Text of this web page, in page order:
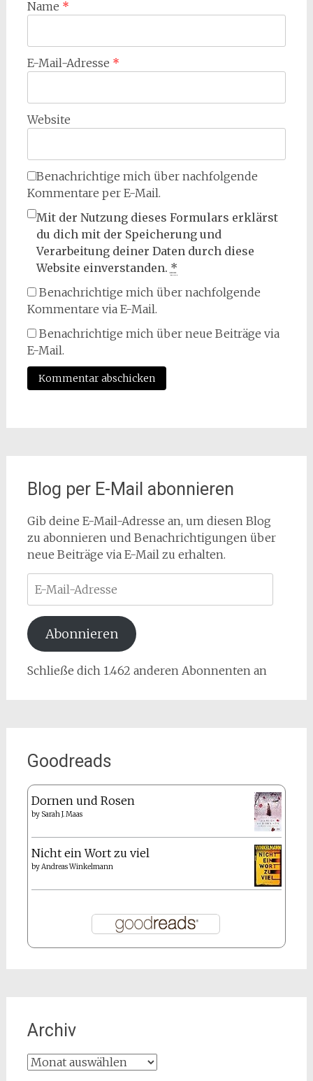
Name *
E-Mail-Adresse *
Website
Benachrichtige mich über nachfolgende
Kommentare per E-Mail.
Mit der Nutzung dieses Formulars erklärst
du dich mit der Speicherung und
Verarbeitung deiner Daten durch diese
Website einverstanden. *
Benachrichtige mich über nachfolgende
Kommentare via E-Mail.
Benachrichtige mich über neue Beiträge via
E-Mail.
Blog per E-Mail abonnieren
Gib deine E-Mail-Adresse an, um diesen Blog
zu abonnieren und Benachrichtigungen über
neue Beiträge via E-Mail zu erhalten.
Mail-
Adresse
Abonnieren
Schließe dich 1.462 anderen Abonnenten an
Goodreads
Dornen und Rosen
by Sarah J. Maas
Nicht ein Wort zu viel
byAndreas Winkelmann
Archiv
Archiv